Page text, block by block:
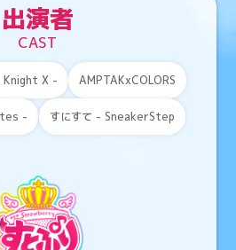
出演者
CAST
Knight X - AMPTAKxCOLORS
- すにすて - SneakerStep